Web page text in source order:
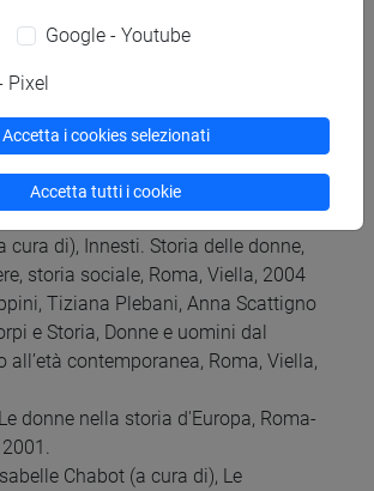
Shona Kelly Wray (ed.), Across
: Women, Property and Law in
Routledge, 2010
Famille, genre, transmission à
siècle, Rome, École Française de
cura di), Innesti. Storia delle donne,
storia sociale, Roma, Viella, 2004
Tiziana Plebani, Anna Scattigno
e Storia, Donne e uomini dal
all’età contemporanea, Roma, Viella,
donne nella storia d'Europa, Roma-
Chabot (a cura di), Le
Google - Youtube
Pixel
Accetta i cookies selezionati
Accetta tutti i cookie